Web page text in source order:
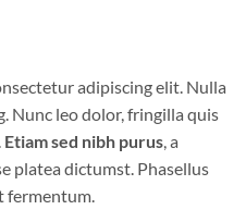
adipiscing elit. Nulla
Nunc leo dolor, fringilla quis
Etiam sed nibh purus, a
platea dictumst. Phasellus
fermentum.